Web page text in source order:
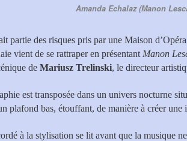
Amanda Echalaz (Manon
partie des risques pris par une Maison
vient de se rattraper en présentant Manon
de Mariusz Trelinski, le directeur
est transposée dans un univers nocturne
plafond bas, étouffant, de manière à créer
à la stylisation se lit avant que la musique